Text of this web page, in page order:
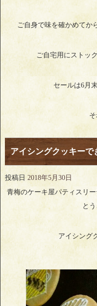
ご自身で味を確かめてか
ご自宅用にストッ
セールは6月
アイシングクッキーで
投稿日 2018年5月30日
青梅のケーキ屋パティスリ
と
アイシング